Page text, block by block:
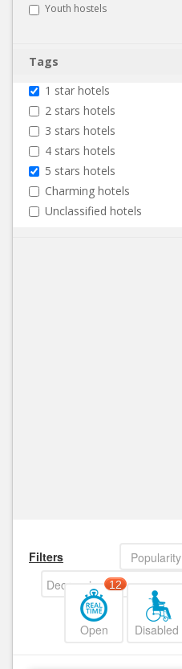
Youth hostels
Tags
1 star hotels
2 stars hotels
3 stars hotels
4 stars hotels
5 stars hotels
Charming hotels
Unclassified hotels
Filters
Popularity
Decreasing
Open
12
Disabled